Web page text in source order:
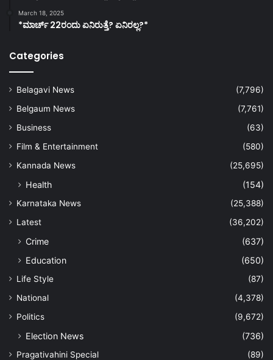
March 18, 2025
*ಮಾರ್ಚ್ 22ರಂದು ಏನಿರುತ್ತೆ? ಏನಿರಲ್ಲ?*
Categories
Belagavi News
(7,796)
Belgaum News
(7,761)
Business
(63)
Film & Entertainment
(580)
Kannada News
(25,695)
Health (154)
Karnataka News
(25,388)
Latest
(36,202)
Crime
(637)
Education
(650)
Life Style
(87)
National
(4,378)
Politics
(9,672)
Election News (736)
Pragativahini Special
(89)